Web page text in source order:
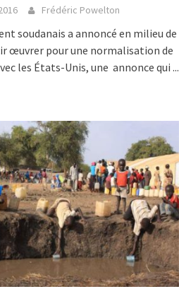
Frédéric Powelton
soudanais a annoncé en milieu de
œuvrer pour une normalisation de
les États-Unis, une annonce qui ...